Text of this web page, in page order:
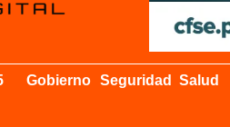
Gobierno Seguridad Salud